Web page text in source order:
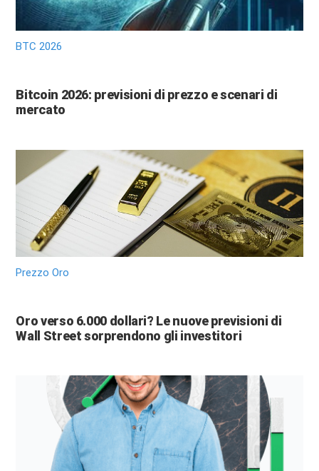
BTC 2026
Bitcoin 2026: previsioni di prezzo e scenari di
mercato
Prezzo Oro
Oro verso 6.000 dollari? Le nuove previsioni di
Wall Street sorprendono gli investitori